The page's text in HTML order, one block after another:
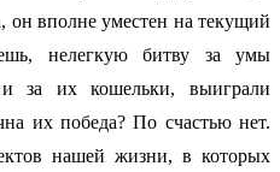
он вполне уместен на текущий
нелегкую битву за умы
за их кошельки, выиграли
их победа? По счастью нет.
нашей жизни, в которых